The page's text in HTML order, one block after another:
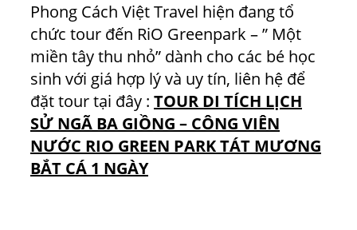
Phong Cách Việt Travel hiện đang tổ
chức tour đến RiO Greenpark – ” Một
miền tây thu nhỏ” dành cho các bé học
sinh với giá hợp lý và uy tín, liên hệ để
đặt tour tại đây : TOUR DI TÍCH LỊCH
SỬ NGÃ BA GIỒNG – CÔNG VIÊN
NƯỚC RIO GREEN PARK TÁT MƯƠNG
BẮT CÁ 1 NGÀY